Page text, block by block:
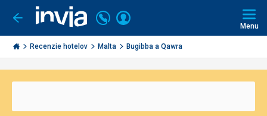
Ísť
späť
Invia.sk
Volajte
+421
2
3221
Prihlásiť
Menu
Recenzie hotelov Malta Bugibba a Qawra